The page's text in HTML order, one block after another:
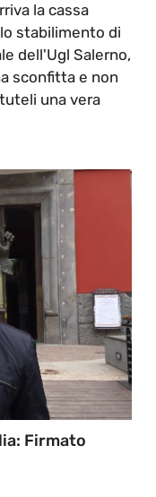
la cassa
stabilimento di
dell'Ugl Salerno,
sconfitta e non
una vera
Firmato